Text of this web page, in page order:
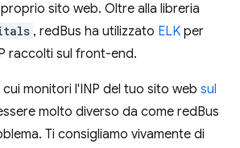
sito web. Oltre alla libreria
, redBus ha utilizzato ELK per
raccolti sul front-end.
monitori l'INP del tuo sito web sul
molto diverso da come redBus
Ti consigliamo vivamente di